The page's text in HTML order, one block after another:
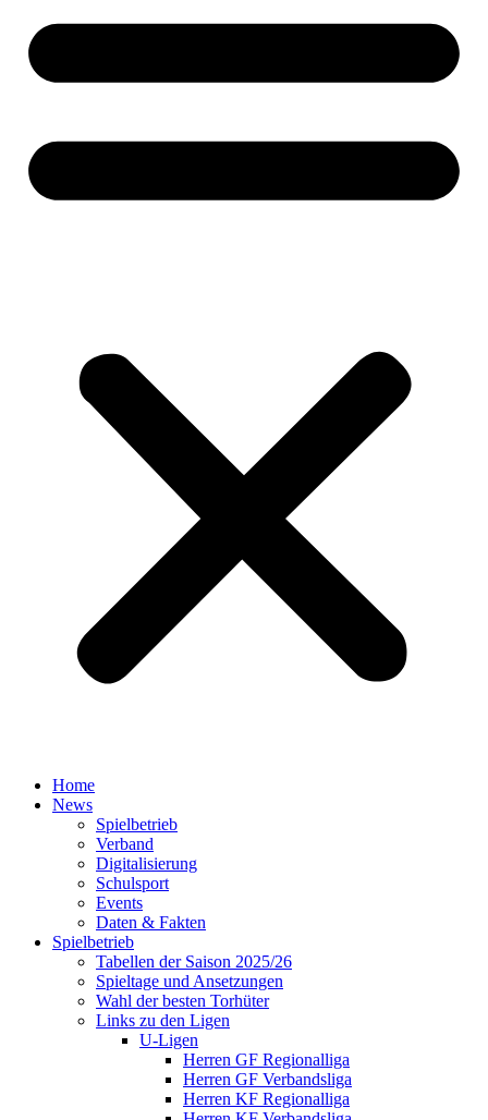
Home
News
Spielbetrieb
Verband
Digitalisierung
Schulsport
Events
Daten & Fakten
Spielbetrieb
Tabellen der Saison 2025/26
Spieltage und Ansetzungen
Wahl der besten Torhüter
Links zu den Ligen
U-Ligen
Herren GF Regionalliga
Herren GF Verbandsliga
Herren KF Regionalliga